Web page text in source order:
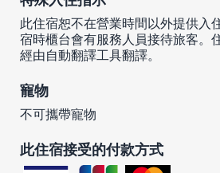
此住宿恕不在營業時間以外提供入
宿時櫃台會有服務人員接待旅客。
經由自動翻譯工具翻譯。
寵物
不可攜帶寵物
此住宿接受的付款方式